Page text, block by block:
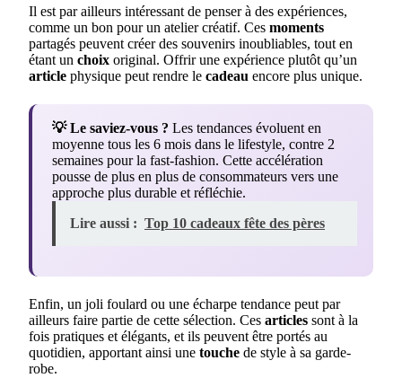
Il est par ailleurs intéressant de penser à des expériences,
comme un bon pour un atelier créatif. Ces moments
partagés peuvent créer des souvenirs inoubliables, tout en
étant un choix original. Offrir une expérience plutôt qu’un
article physique peut rendre le cadeau encore plus unique.
💡 Le saviez-vous ? Les tendances évoluent en
moyenne tous les 6 mois dans le lifestyle, contre 2
semaines pour la fast-fashion. Cette accélération
pousse de plus en plus de consommateurs vers une
approche plus durable et réfléchie.
Lire aussi : Top 10 cadeaux fête des pères
Enfin, un joli foulard ou une écharpe tendance peut par
ailleurs faire partie de cette sélection. Ces articles sont à la
fois pratiques et élégants, et ils peuvent être portés au
quotidien, apportant ainsi une touche de style à sa garde-
robe.